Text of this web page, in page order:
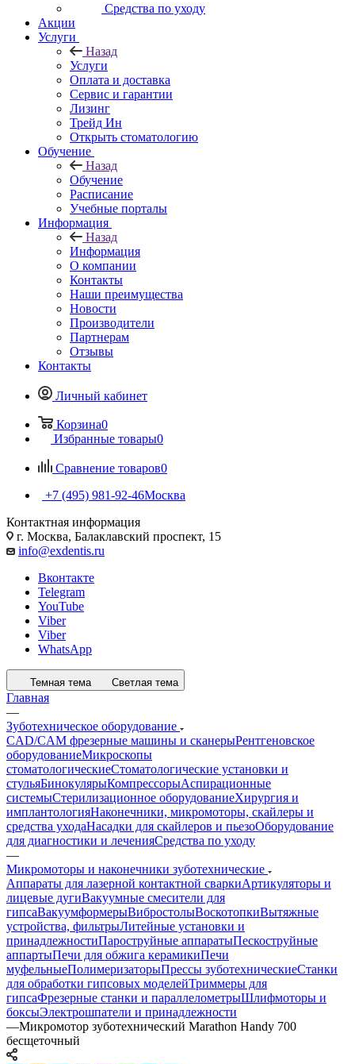
Средства по уходу
Акции
Услуги
Назад
Услуги
Оплата и доставка
Сервис и гарантии
Лизинг
Трейд Ин
Открыть стоматологию
Обучение
Назад
Обучение
Расписание
Учебные порталы
Информация
Назад
Информация
О компании
Контакты
Наши преимущества
Новости
Производители
Партнерам
Отзывы
Контакты
Личный кабинет
Корзина0
Избранные товары0
Сравнение товаров0
+7 (495) 981-92-46Москва
Контактная информация
г. Москва, Балаклавский проспект, 15
info@exdentis.ru
Вконтакте
Telegram
YouTube
Viber
Viber
WhatsApp
Темная тема Светлая тема
Главная
—
Зуботехническое оборудование
CAD/CAM фрезерные машины и сканерыРентгеновское
оборудованиеМикроскопы
стоматологическиеСтоматологические установки и
стульяБинокулярыКомпрессорыАспирационные
системыСтерилизационное оборудованиеХирургия и
имплантологияНаконечники, микромоторы, скайлеры и
средства уходаНасадки для скайлеров и пьезоОборудование
для диагностики и леченияСредства по уходу
—
Микромоторы и наконечники зуботехнические
Аппараты для лазерной контактной сваркиАртикуляторы и
лицевые дугиВакуумные смесители для
гипсаВакуумформерыВибростолыВоскотопкиВытяжные
устройства, фильтрыЛитейные установки и
принадлежностиПароструйные аппаратыПескоструйные
аппартыПечи для обжига керамикиПечи
муфельныеПолимеризаторыПрессы зуботехническиеСтанки
для обработки гипсовых моделейТриммеры для
гипсаФрезерные станки и параллелометрыШлифмоторы и
боксыЭлектрошпатели и принадлежности
—Микромотор зуботехнический Marathon Handy 700
бесщеточный